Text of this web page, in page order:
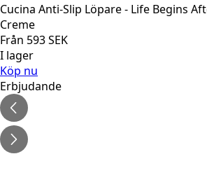
Cucina Anti-Slip Löpare - Life Begins
Creme
Från 593SEK
I lager
Köp nu
Erbjudande